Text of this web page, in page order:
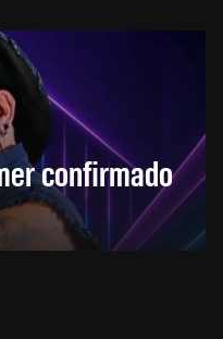
confirmado